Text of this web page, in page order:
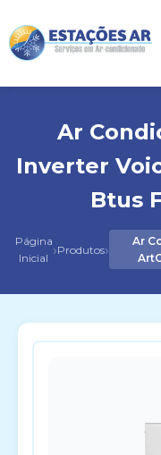
Ar
Inverter
Btus
Página
Inicial ›Produtos›
Ar